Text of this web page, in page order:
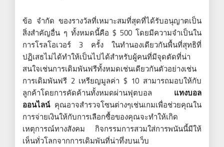
ข้อ จำกัด ของรางวัลที่เหมาะสมที่สุดที่ได้รับอนุญาตเป็น
สิ่งสำคัญอื่น ๆ ทั้งหมดนี้คือ $ 500 โดยมีความจำเป็นใน
การโรลโอเวอร์ 3 ครั้ง ในทำนองเดียวกันพื้นที่สุทธิที่
ปฏิเสธไม่ได้ทำให้เป็นไปได้สำหรับผู้คนที่มีจุดตัดที่น่า
สนใจเช่นการเดิมพันฟรีทั้งหมดเช่นเดียวกันตัวอย่างเช่น
การเดิมพันฟรี 2 เหรียญมูลค่า $ 10 สามารถมอบให้กับ
ลูกค้าโดยการคัดค้านทั้งหมดผ่านฟุตบอล แทงบอล
ออนไลน์ คุณอาจสำรวจโซนต่างๆเช่นเกมเพื่อช่วยคุณใน
การจ่ายเงินให้กับการเลือกซื้อของคุณจะทำให้เกิด
เหตุการณ์ทางสังคม กิจกรรมการสวมใส่การพนันนี้มีให้
เห็นทั่วโลกจากการเดิมพันที่น่าทึ่งบนเว็บ